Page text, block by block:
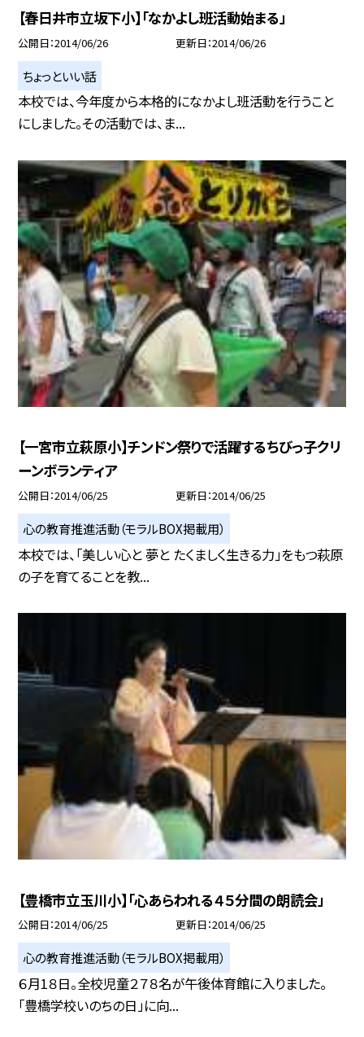
【春日井市立坂下小】「なかよし班活動始まる」
公開日 2014/06/26 更新日 2014/06/26
ちょっといい話
本校では、今年度から本格的になかよし班活動を行うこと
にしました。その活動では、ま...
【一宮市立萩原小】チンドン祭りで活躍するちびっ子クリ
ーンボランティア
公開日 2014/06/25 更新日 2014/06/25
心の教育推進活動（モラルBOX掲載用）
本校では、「美しい心と 夢と たくましく生きる力」をもつ萩原
の子を育てることを教...
【豊橋市立玉川小】「心あらわれる４５分間の朗読会」
公開日 2014/06/25 更新日 2014/06/25
心の教育推進活動（モラルBOX掲載用）
６月1８日。全校児童２７８名が午後体育館に入りました。
「豊橋学校いのちの日」に向...